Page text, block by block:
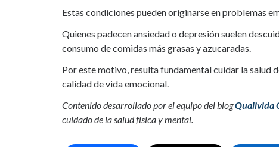
Estas condiciones pueden originarse en problemas
Quienes padecen ansiedad o depresión suelen
consumo de comidas más grasas y azucaradas.
Por este motivo, resulta fundamental cuidar la
calidad de vida emocional.
Contenido desarrollado por el equipo del blogQualivida
cuidado de la salud física y mental.